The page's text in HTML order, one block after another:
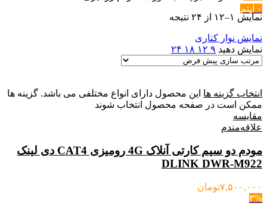
۰ آیتم
نمایش ۱–۱۲ از ۲۴ نتیجه
نمایش نوار کناری
نمایش دهید ۹ ۱۲ ۱۸ ۲۴
انتخاب گزینه ها این محصول دارای انواع مختلفی می باشد. گزینه ها
ممکن است در صفحه محصول انتخاب شوند
مقایسه
علاقه‌مندم
مودم دو سیم کارتی آنلاک 4G رومیزی CAT4 دی لینک
DLINK DWR-M922
۷,۵۰۰,۰۰۰تومان
۳%